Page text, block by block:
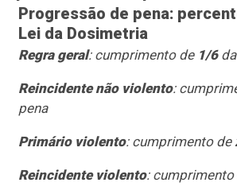
Progressão de pena:
Lei da Dosimetria
Regra geral: cumprimento de 1/6da
Reincidente não violento:
pena
Primário violento: cumprimento de
Reincidente violento: cumprimento